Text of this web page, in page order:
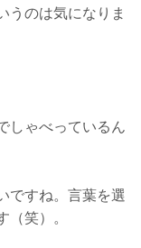
のは気になりま
しゃべっているん
ですね。言葉を選
（笑）。